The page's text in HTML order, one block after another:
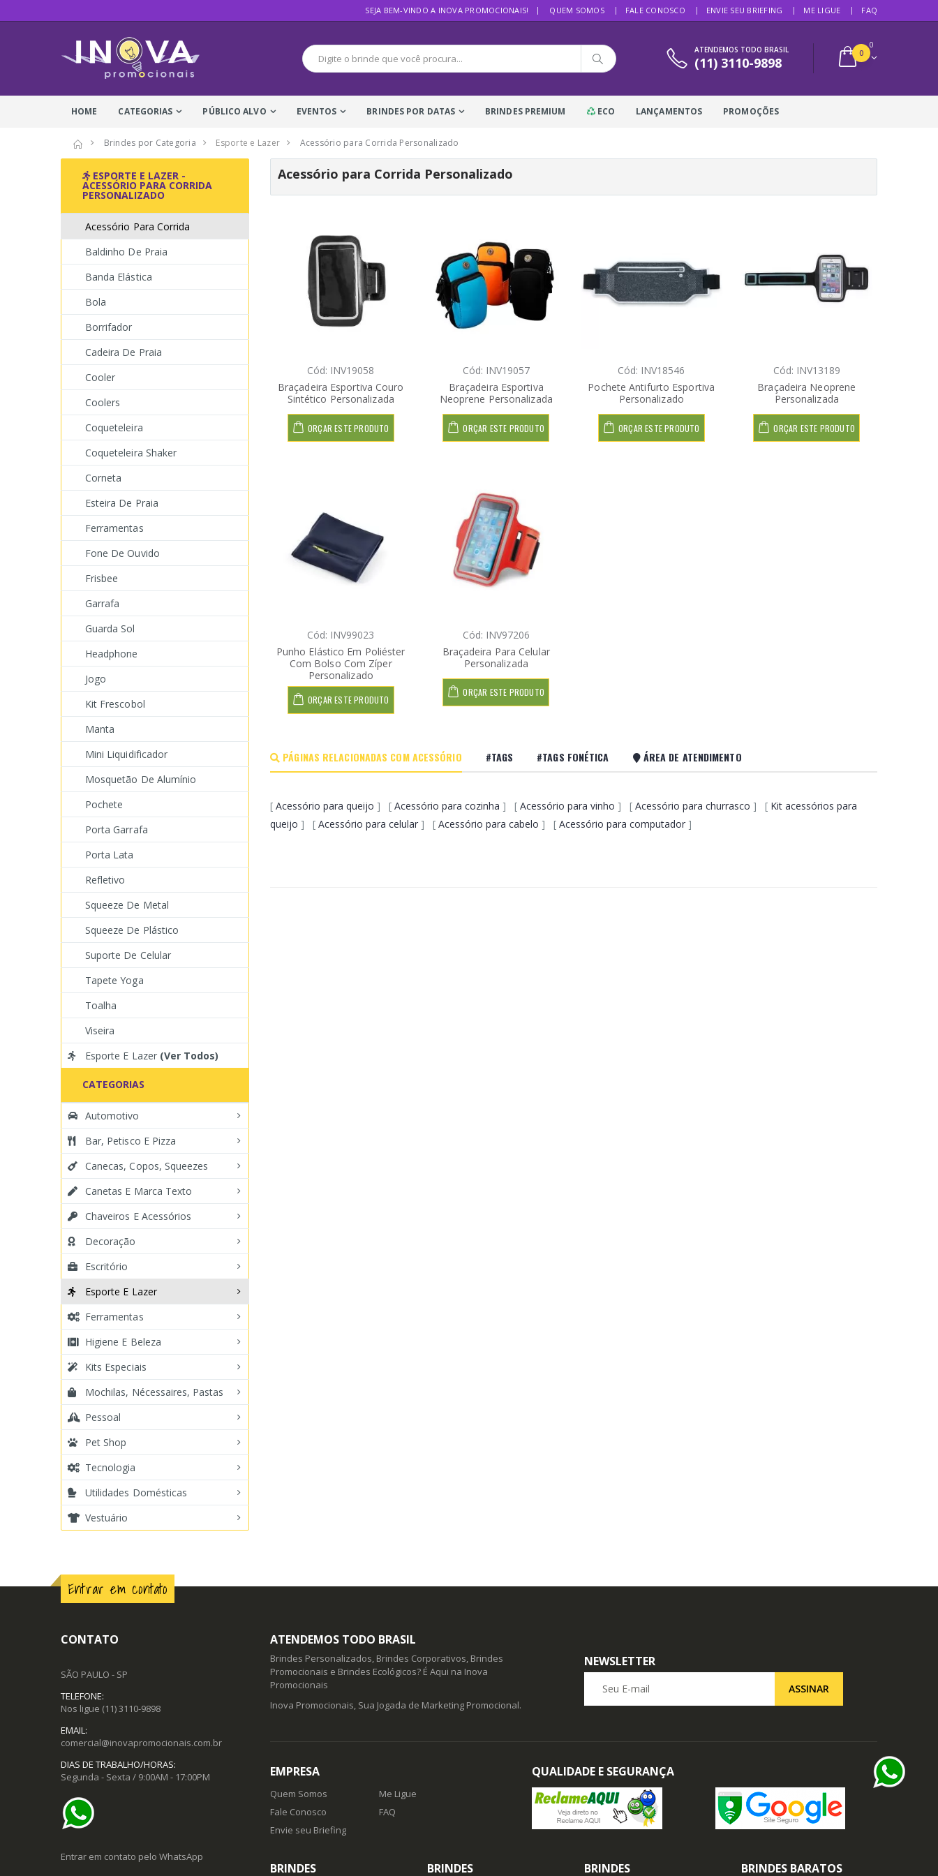
SEJA BEM-VINDO A INOVA PROMOCIONAIS! QUEM SOMOS FALE CONOSCO ENVIE SEU BRIEFING ME LIGUE FAQ
ATENDEMOS TODO BRASIL
(11) 3110-9898
0
0
HOME CATEGORIAS PÚBLICO ALVO EVENTOS BRINDES POR DATAS BRINDES PREMIUM ECO LANÇAMENTOS PROMOÇÕES
Brindes por Categoria Esporte e Lazer Acessório para Corrida Personalizado
Acessório para Corrida Personalizado
Cód: INV19058
Braçadeira Esportiva Couro
Sintético Personalizada
ORÇAR ESTE PRODUTO
Cód: INV19057
Braçadeira Esportiva
Neoprene Personalizada
ORÇAR ESTE PRODUTO
Cód: INV18546
Pochete Antifurto Esportiva
Personalizado
ORÇAR ESTE PRODUTO
Cód: INV13189
Braçadeira Neoprene
Personalizada
ORÇAR ESTE PRODUTO
Cód: INV99023
Punho Elástico Em Poliéster
Com Bolso Com Zíper
Personalizado
ORÇAR ESTE PRODUTO
Cód: INV97206
Braçadeira Para Celular
Personalizada
ORÇAR ESTE PRODUTO
PÁGINAS RELACIONADAS COM ACESSÓRIO #TAGS #TAGS FONÉTICA ÁREA DE ATENDIMENTO
[ Acessório para queijo ] [ Acessório para cozinha ] [ Acessório para vinho ] [ Acessório para churrasco ] [ Kit acessórios para
queijo ] [ Acessório para celular ] [ Acessório para cabelo ] [ Acessório para computador ]
ESPORTE E LAZER -
ACESSÓRIO PARA CORRIDA
PERSONALIZADO
Acessório Para Corrida
Baldinho De Praia
Banda Elástica
Bola
Borrifador
Cadeira De Praia
Cooler
Coolers
Coqueteleira
Coqueteleira Shaker
Corneta
Esteira De Praia
Ferramentas
Fone De Ouvido
Frisbee
Garrafa
Guarda Sol
Headphone
Jogo
Kit Frescobol
Manta
Mini Liquidificador
Mosquetão De Alumínio
Pochete
Porta Garrafa
Porta Lata
Refletivo
Squeeze De Metal
Squeeze De Plástico
Suporte De Celular
Tapete Yoga
Toalha
Viseira
Esporte E Lazer (Ver Todos)
CATEGORIAS
Automotivo
Bar, Petisco E Pizza
Canecas, Copos, Squeezes
Canetas E Marca Texto
Chaveiros E Acessórios
Decoração
Escritório
Esporte E Lazer
Ferramentas
Higiene E Beleza
Kits Especiais
Mochilas, Nécessaires, Pastas
Pessoal
Pet Shop
Tecnologia
Utilidades Domésticas
Vestuário
Entrar em contato
CONTATO
SÃO PAULO - SP
TELEFONE:
Nos ligue (11) 3110-9898
EMAIL:
comercial@inovapromocionais.com.br
DIAS DE TRABALHO/HORAS:
Segunda - Sexta / 9:00AM - 17:00PM
Entrar em contato pelo WhatsApp
ATENDEMOS TODO BRASIL
Brindes Personalizados, Brindes Corporativos, Brindes
Promocionais e Brindes Ecológicos? É Aqui na Inova
Promocionais
Inova Promocionais, Sua Jogada de Marketing Promocional.
NEWSLETTER
ASSINAR
EMPRESA
Quem Somos
Fale Conosco
Envie seu Briefing
Me Ligue
FAQ
QUALIDADE E SEGURANÇA
BRINDES BRINDES BRINDES BRINDES BARATOS